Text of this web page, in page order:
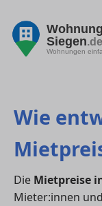
Siegen.de
Wohnungen
Wie
Die Mietpreise
Mieter:innen